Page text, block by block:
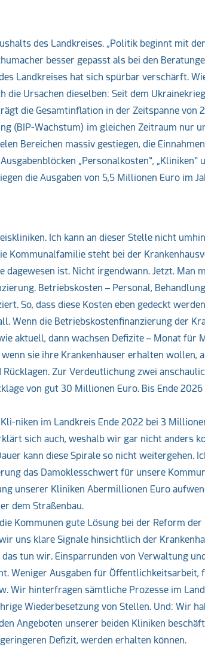
des Landkreises. „Politik beginnt mit
besser gepasst als bei den
Landkreises hat sich spürbar verschärft.
Ursachen dieselben: Seit dem
die Gesamtinflation in der Zeitspanne von
(BIP-Wachstum) im gleichen Zeitraum nur
Bereichen massiv gestiegen, die
„Personalkosten“, „Kliniken“
die Ausgaben von 5,5 Millionen Euro im
Ich kann an dieser Stelle nicht
Kommunalfamilie steht bei der
dagewesen ist. Nicht irgendwann. Jetzt. Man
Betriebskosten – Personal,
So, dass diese Kosten eben gedeckt
Wenn die Betriebskostenfinanzierung der
aktuell, dann wachsen Defizite – Monat für
sie ihre Krankenhäuser erhalten wollen,
Zur Verdeutlichung zwei
von gut 30 Millionen Euro. Bis Ende
niken im Landkreis Ende 2022 bei 3
sich auch, weshalb wir gar nicht anders
kann diese Spirale so nicht weitergehen.
das Damoklesschwert für unsere
unserer Kliniken Abermillionen Euro
dem Straßenbau.
Kommunen gute Lösung bei der Reform
uns klare Signale hinsichtlich der
tun wir. Einsparrunden von Verwaltung
Weniger Ausgaben für
Wir hinterfragen sämtliche Prozesse im
Wiederbesetzung von Stellen. Und: Wir
Angeboten unserer beiden Kliniken
Defizit, werden erhalten können.